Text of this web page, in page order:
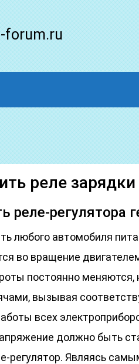
forum.ru
реле зарядки
реле-регулятора
любого автомобиля
во вращение
постоянно меняются,
вызывая
всех
должно быть
регулятор. Являясь